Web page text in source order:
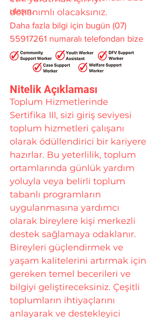
ulaşın.
donanımlı olacaksınız.
Daha fazla bilgi için bugün (07)
55917261 numaralı telefondan bize
ulaşın.
Nitelik Açıklaması
Toplum Hizmetlerinde
Sertifika III, sizi giriş seviyesi
toplum hizmetleri çalışanı
olarak ödüllendirici bir kariyere
hazırlar. Bu yeterlilik, toplum
ortamlarında günlük yardım
yoluyla veya belirli toplum
tabanlı programların
uygulanmasına yardımcı
olarak bireylere kişi merkezli
destek sağlamaya odaklanır.
Bireyleri güçlendirmek ve
yaşam kalitelerini artırmak için
gereken temel becerileri ve
bilgiyi geliştireceksiniz. Çeşitli
toplumların ihtiyaçlarını
anlayarak ve destekleyici